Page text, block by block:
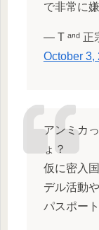
で非常に
— T ᵃⁿᵈ 正
October 3,
アンミカ
ょ？
仮に密入
デル活動
パスポー